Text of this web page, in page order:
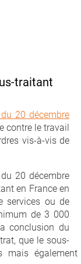
traitant
20 décembre
contre le travail
vis-à-vis de
20 décembre
en France en
services ou de
de 3 000
conclusion du
que le sous-
mais